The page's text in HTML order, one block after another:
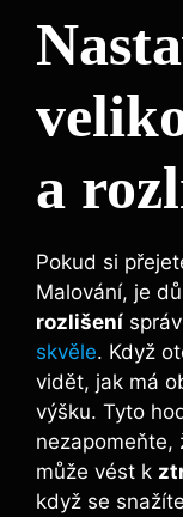
a
Pokud si
Malování, je
rozlišení
skvěle. Když
vidět, jak má
výšku. Tyto
nezapomeňte,
může vést k
když se